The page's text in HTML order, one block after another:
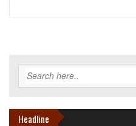
Headline